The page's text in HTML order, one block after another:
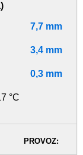
7,7 mm
3,4 mm
0,3 mm
°C
PROVOZ: